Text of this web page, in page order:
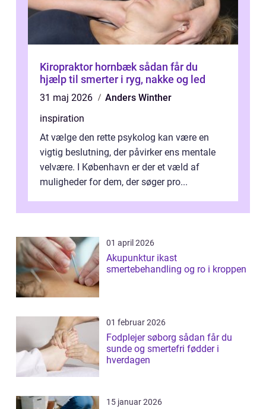
Kiropraktor hornbæk sådan får du
hjælp til smerter i ryg, nakke og led
31 maj 2026
Anders Winther
inspiration
At vælge den rette psykolog kan være en
vigtig beslutning, der påvirker ens mentale
velvære. I København er der et væld af
muligheder for dem, der søger pro...
01 april 2026
Akupunktur ikast
smertebehandling og ro i kroppen
01 februar 2026
Fodplejer søborg sådan får du
sunde og smertefri fødder i
hverdagen
15 januar 2026